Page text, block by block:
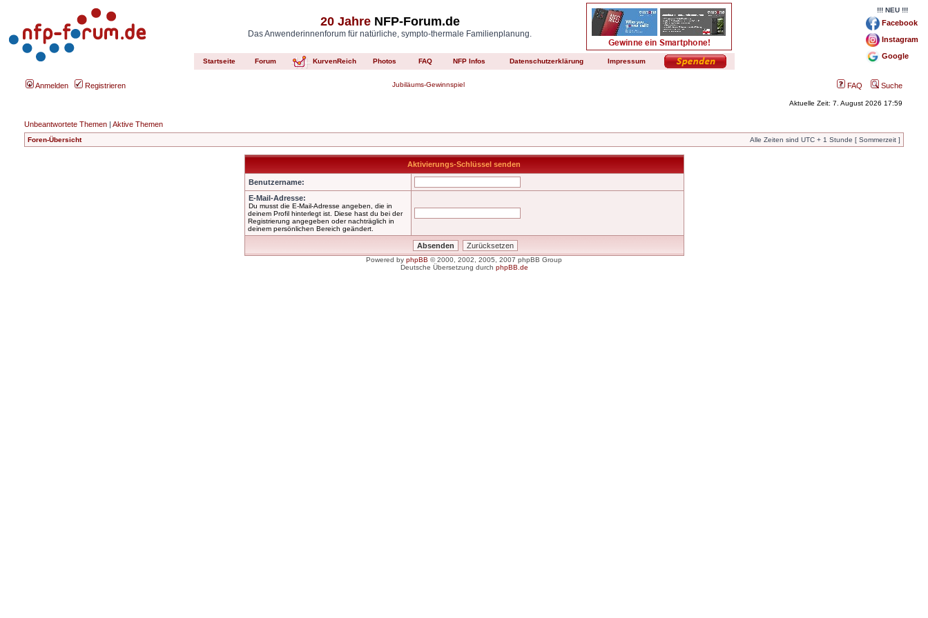
20 JahreNFP-Forum.de
Das Anwenderinnenforum für natürliche, sympto-thermale Familienplanung.
Startseite Forum KurvenReich Photos FAQ NFP Infos Datenschutzerklärung Impressum
!!! NEU !!!
Facebook
Instagram
Google
Anmelden Registrieren Jubiläums-Gewinnspiel FAQ Suche
Aktuelle Zeit: 7. August 2026 17:59
Unbeantwortete Themen | Aktive Themen
Foren-Übersicht Alle Zeiten sind UTC + 1 Stunde [ Sommerzeit ]
Aktivierungs-Schlüssel senden
Benutzername:
E-Mail-Adresse:
Du musst die E-Mail-Adresse angeben, die in
deinem Profil hinterlegt ist. Diese hast du bei der
Registrierung angegeben oder nachträglich in
deinem persönlichen Bereich geändert.
Powered by phpBB © 2000, 2002, 2005, 2007 phpBB Group
Deutsche Übersetzung durch phpBB.de